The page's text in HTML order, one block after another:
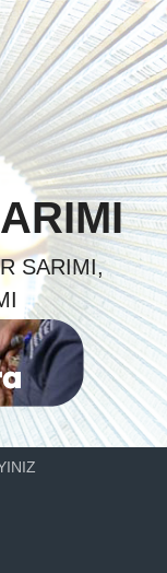
SARIMI,